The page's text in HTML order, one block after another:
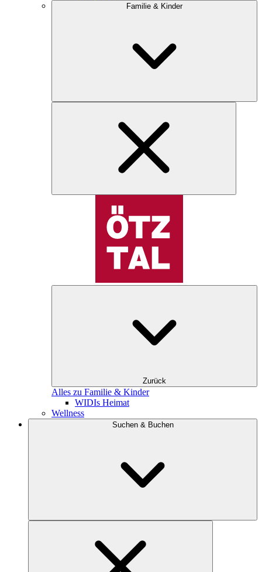
Familie & Kinder
Zurück
Alles zu Familie & Kinder
WIDIs Heimat
Wellness
Suchen & Buchen